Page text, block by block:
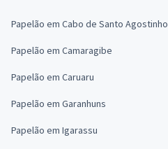
Papelão em Cabo de Santo Agostinho
Papelão em Camaragibe
Papelão em Caruaru
Papelão em Garanhuns
Papelão em Igarassu